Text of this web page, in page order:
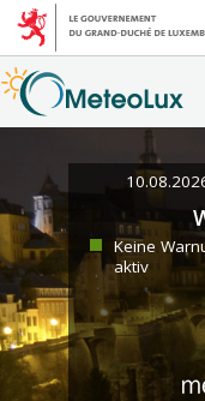
Keine
aktiv